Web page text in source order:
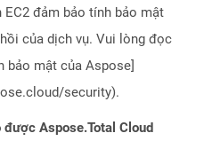
EC2 đảm bảo tính bảo mật
của dịch vụ. Vui lòng đọc
bảo mật của Aspose]
security).
Aspose.Total Cloud